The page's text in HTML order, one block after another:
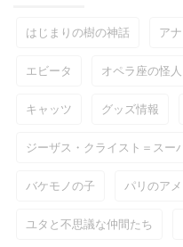
はじまりの樹の神話 ア
エビータ オペラ座の怪人
キャッツ グッズ情報
ジーザス・クライスト＝スー
バケモノの子 パリのア
ユタと不思議な仲間たち